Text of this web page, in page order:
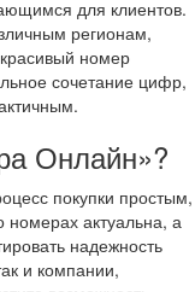
для клиентов.
регионам,
номер
сочетание цифр,
Онлайн»?
покупки простым,
актуальна, а
надежность
и компании,